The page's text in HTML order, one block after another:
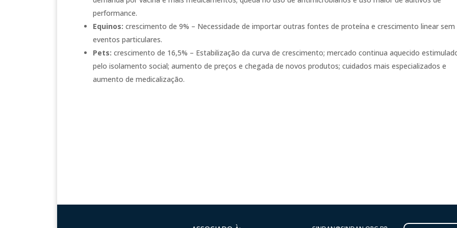
performance.
Equinos: crescimento de 9% – Necessidade de importar outras fontes de proteína e crescimento linear sem
eventos particulares.
Pets: crescimento de 16,5% – Estabilização da curva de crescimento; mercado continua aquecido
pelo isolamento social; aumento de preços e chegada de novos produtos; cuidados mais especializados e
aumento de medicalização.